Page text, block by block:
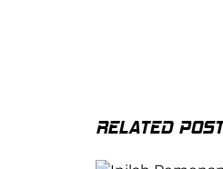
RELATED